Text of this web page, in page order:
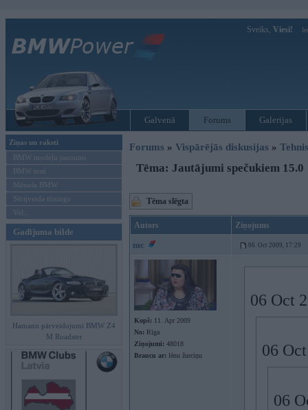
Sveiks, Viesi!
Galvenā Forums Galerijas
Ziņas un raksti
BMW modeļu jaunumi
BMW testi
Mēneša BMW
Sērijveida tūnings
Vel...
Gadījuma bilde
Hamann pārveidojumi BMW Z4
M Roadster
Forums » Vispārējās diskusijas »
Tēma: Jautājumi spečukiem 15.0
Tēma slēgta
Autors Ziņojums
mc 06. Oct 2009, 17:29
Kopš: 11. Apr 2009
No: Rīga
Ziņojumi: 48018
Braucu ar: lēnu žurciņu
06 Oct
06
06